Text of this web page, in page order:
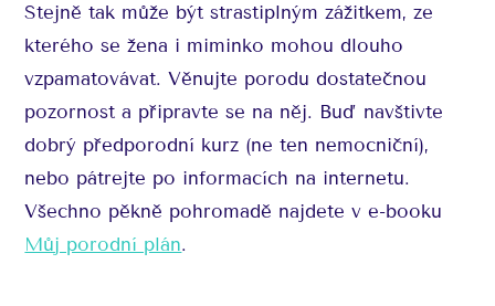
Stejně tak může být strastiplným zážitkem, ze
kterého se žena i miminko mohou dlouho
vzpamatovávat. Věnujte porodu dostatečnou
pozornost a připravte se na něj. Buď navštivte
dobrý předporodní kurz (ne ten nemocniční),
nebo pátrejte po informacích na internetu.
Všechno pěkně pohromadě najdete v e-booku
Můj porodní plán.